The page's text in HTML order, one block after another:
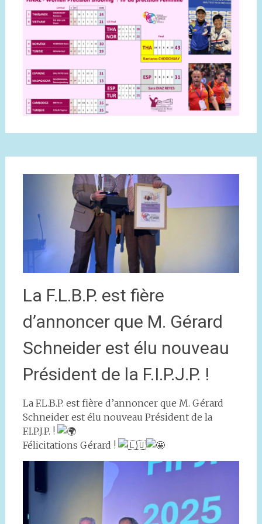
La F.L.B.P. est fière
d’annoncer que M. Gérard
Schneider est élu nouveau
Président de la F.I.P.J.P. !
La F.L.B.P. est fière d’annoncer que M. Gérard
Schneider est élu nouveau Président de la
F.I.P.J.P. !
Félicitations Gérard !